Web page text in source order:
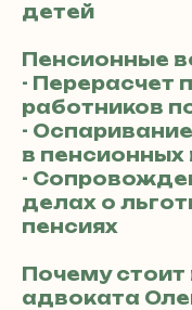
детей
Пенсионные
- Перерасчет
работников
-
в пенсионных
-
делах о
пенсиях
Почему
адвоката